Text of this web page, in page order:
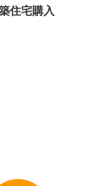
住宅購入